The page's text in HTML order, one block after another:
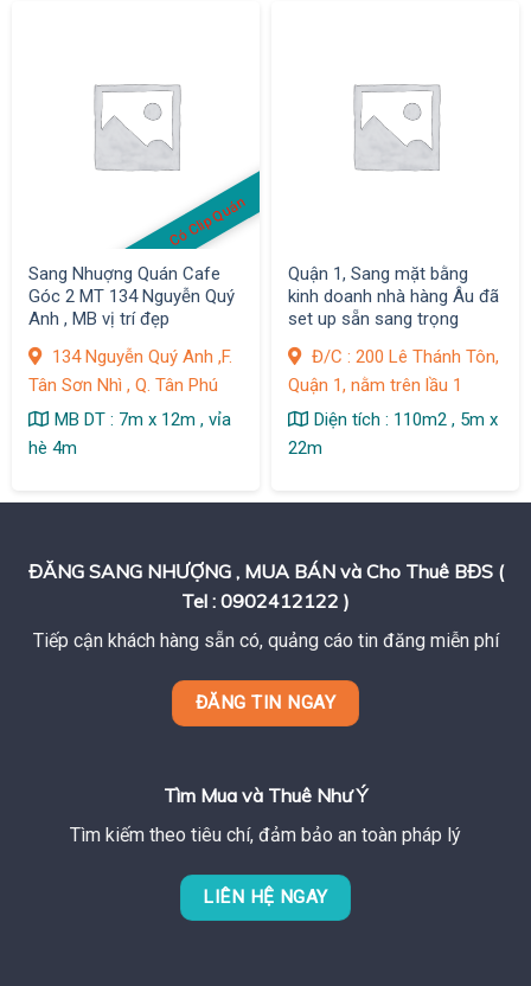
Có Clip Quán
Sang Nhuợng Quán Cafe
Góc 2 MT 134 Nguyễn Quý
Anh , MB vị trí đẹp
134 Nguyễn Quý Anh ,F.
Tân Sơn Nhì , Q. Tân Phú
MB DT : 7m x 12m , vỉa
hè 4m
Quận 1, Sang mặt bằng
kinh doanh nhà hàng Âu đã
set up sẵn sang trọng
Đ/C : 200 Lê Thánh Tôn,
Quận 1, nằm trên lầu 1
Diện tích : 110m2 , 5m x
22m
ĐĂNG SANG NHƯỢNG , MUA BÁN và Cho Thuê BĐS (
Tel : 0902412122 )
Tiếp cận khách hàng sẵn có, quảng cáo tin đăng miễn phí
ĐĂNG TIN NGAY
Tìm Mua và Thuê Như Ý
Tìm kiếm theo tiêu chí, đảm bảo an toàn pháp lý
LIÊN HỆ NGAY